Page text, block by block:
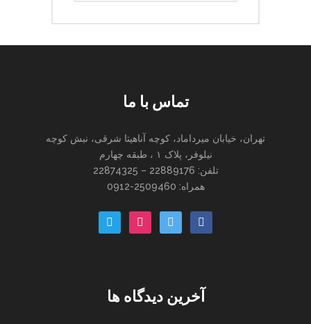
تماس با ما
تهران، خیابان میرداماد، کوچه آناهیتا شرقی، نبش کوچه
نیلوفر، پلاک ۱ ، طبقه چهارم
تلفن: 22889176 – 22874325
همراه: 2509460-0912
facebook
twitter
instagram
paper-
plane-
آخرین دیدگاه ها